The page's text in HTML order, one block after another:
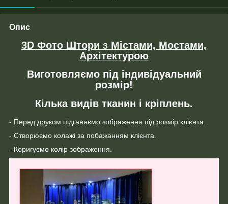
Опис
3D Фото Штори з Містами, Мостами,
Архітектурою
Виготовляємо під індивідуальний
розмір!
Кілька видів тканин і кріплень.
- Перед друком підганяємо зображення під розмір клієнта.
- Створюємо колажі за побажанням клієнта.
- Коригуємо колір зображення.